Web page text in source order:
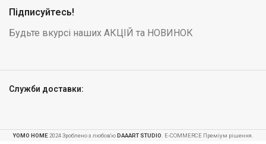
Підписуйтесь!
Будьте вкурсі наших АКЦІЙ та НОВИНОК
Служби доставки:
YOMO HOME 2024 Зроблено з любов'юDAAART STUDIO . E-COMMERCE Преміум рішення.
садовий